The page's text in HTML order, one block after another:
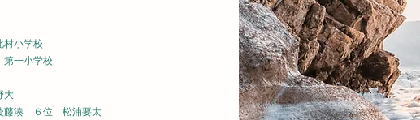
小学校
一小学校
大
藤湊 ６位 松浦要太